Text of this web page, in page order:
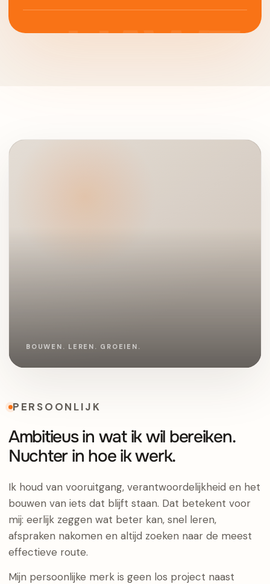
PERSOONLIJK
Ambitieus in wat ik wil bereiken.
Nuchter in hoe ik werk.
Ik houd van vooruitgang, verantwoordelijkheid en het
bouwen van iets dat blijft staan. Dat betekent voor
mij: eerlijk zeggen wat beter kan, snel leren,
afspraken nakomen en altijd zoeken naar de meest
effectieve route.
Mijn persoonlijke merk is geen los project naast